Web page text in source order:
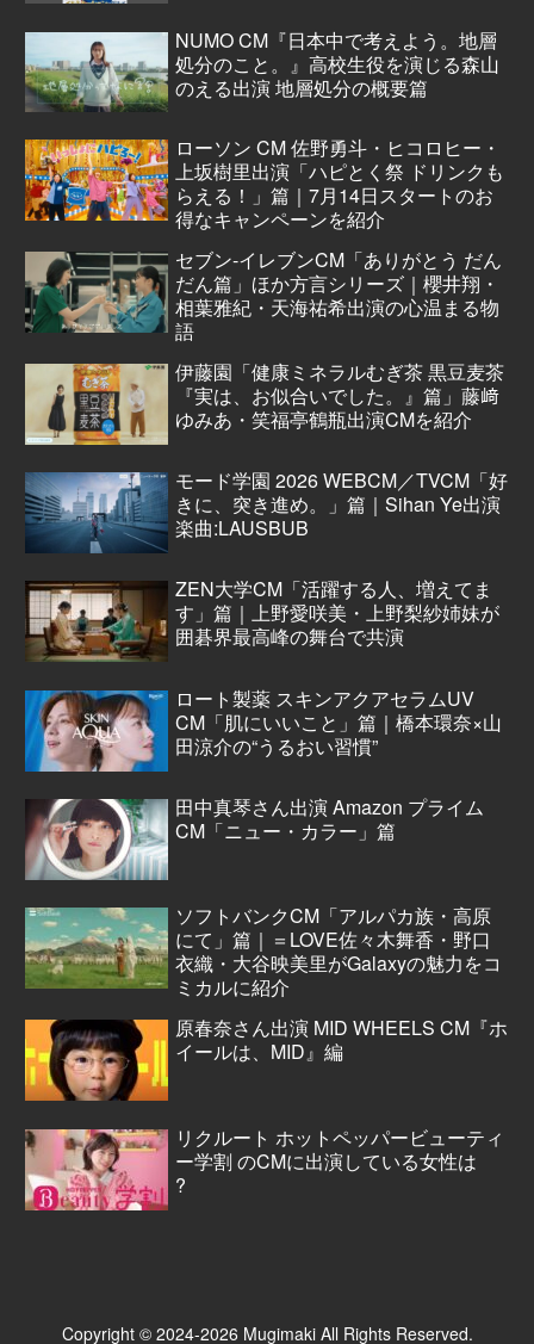
NUMO CM『日本中で考えよう。地層
処分のこと。』高校生役を演じる森山
のえる出演 地層処分の概要篇
ローソン CM 佐野勇斗・ヒコロヒー・
上坂樹里出演「ハピとく祭 ドリンクも
らえる！」篇｜7月14日スタートのお
得なキャンペーンを紹介
セブン‐イレブンCM「ありがとう だん
だん篇」ほか方言シリーズ｜櫻井翔・
相葉雅紀・天海祐希出演の心温まる物
語
伊藤園「健康ミネラルむぎ茶 黒豆麦茶
『実は、お似合いでした。』篇」藤﨑
ゆみあ・笑福亭鶴瓶出演CMを紹介
モード学園 2026 WEBCM／TVCM「好
きに、突き進め。」篇｜Sihan Ye出演
楽曲:LAUSBUB
ZEN大学CM「活躍する人、増えてま
す」篇｜上野愛咲美・上野梨紗姉妹が
囲碁界最高峰の舞台で共演
ロート製薬 スキンアクアセラムUV
CM「肌にいいこと」篇｜橋本環奈×山
田涼介の“うるおい習慣”
田中真琴さん出演 Amazon プライム
CM「ニュー・カラー」篇
ソフトバンクCM「アルパカ族・高原
にて」篇｜＝LOVE佐々木舞香・野口
衣織・大谷映美里がGalaxyの魅力をコ
ミカルに紹介
原春奈さん出演 MID WHEELS CM『ホ
イールは、MID』編
リクルート ホットペッパービューティ
ー学割 のCMに出演している女性は
?
Copyright © 2024-2026 Mugimaki All Rights Reserved.